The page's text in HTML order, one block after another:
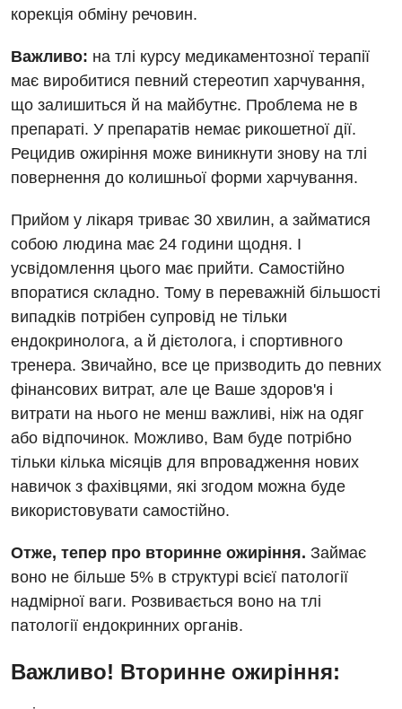
корекція обміну речовин.
Важливо: на тлі курсу медикаментозної терапії
має виробитися певний стереотип харчування,
що залишиться й на майбутнє. Проблема не в
препараті. У препаратів немає рикошетної дії.
Рецидив ожиріння може виникнути знову на тлі
повернення до колишньої форми харчування.
Прийом у лікаря триває 30 хвилин, а займатися
собою людина має 24 години щодня. І
усвідомлення цього має прийти. Самостійно
впоратися складно. Тому в переважній більшості
випадків потрібен супровід не тільки
ендокринолога, а й дієтолога, і спортивного
тренера. Звичайно, все це призводить до певних
фінансових витрат, але це Ваше здоров'я і
витрати на нього не менш важливі, ніж на одяг
або відпочинок. Можливо, Вам буде потрібно
тільки кілька місяців для впровадження нових
навичок з фахівцями, які згодом можна буде
використовувати самостійно.
Отже, тепер про вторинне ожиріння. Займає
воно не більше 5% в структурі всієї патології
надмірної ваги. Розвивається воно на тлі
патології ендокринних органів.
Важливо! Вторинне ожиріння: